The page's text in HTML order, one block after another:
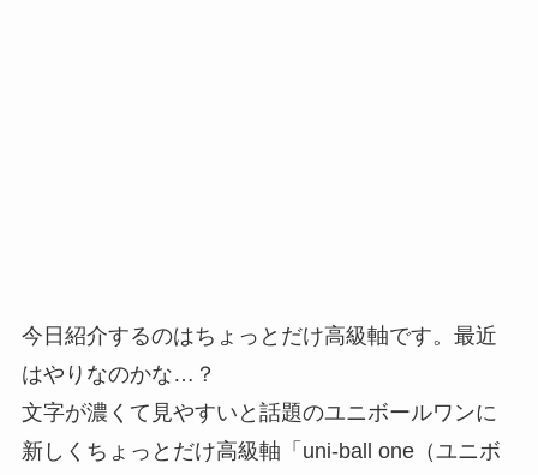
今日紹介するのはちょっとだけ高級軸です。最近
はやりなのかな…？
文字が濃くて見やすいと話題のユニボールワンに
新しくちょっとだけ高級軸「uni-ball one（ユニボ